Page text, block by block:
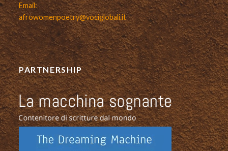
Email:
afrowomenpoetry@vociglobali.it
PARTNERSHIP